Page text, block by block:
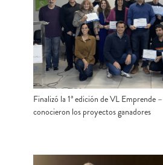
Finalizó la 1ª edición de VL Emprende
conocieron los proyectos ganadores